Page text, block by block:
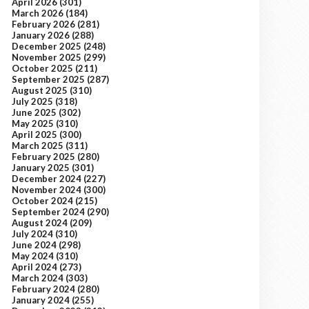
March 2026 (184)
February 2026 (281)
January 2026 (288)
December 2025 (248)
November 2025 (299)
October 2025 (211)
September 2025 (287)
August 2025 (310)
July 2025 (318)
June 2025 (302)
May 2025 (310)
April 2025 (300)
March 2025 (311)
February 2025 (280)
January 2025 (301)
December 2024 (227)
November 2024 (300)
October 2024 (215)
September 2024 (290)
August 2024 (209)
July 2024 (310)
June 2024 (298)
May 2024 (310)
April 2024 (273)
March 2024 (303)
February 2024 (280)
January 2024 (255)